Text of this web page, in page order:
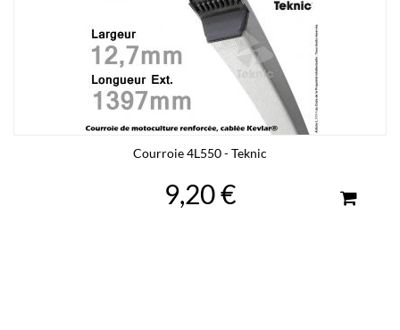
Courroie 4L550 - Teknic
9,20 €